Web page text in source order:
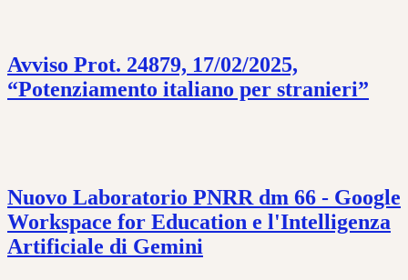
Avviso Prot. 24879, 17/02/2025,
“Potenziamento italiano per stranieri”
Nuovo Laboratorio PNRR dm 66 - Google
Workspace for Education e l'Intelligenza
Artificiale di Gemini